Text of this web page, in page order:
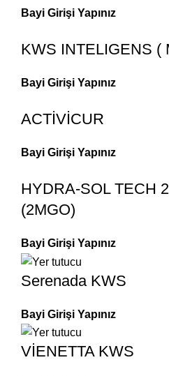
Bayi Girişi Yapınız
KWS INTELIGENS (
Bayi Girişi Yapınız
ACTİVİCUR
Bayi Girişi Yapınız
HYDRA-SOL TECH
(2MGO)
Bayi Girişi Yapınız
Serenada KWS
Bayi Girişi Yapınız
VİENETTA KWS